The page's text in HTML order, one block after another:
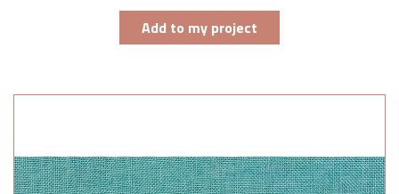
Add to my project